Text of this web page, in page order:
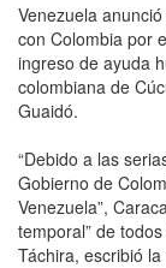
Venezuela
con Colombia por
ingreso de ayuda
colombiana de
Guaidó.
“Debido a las
Gobierno de
Venezuela”,
temporal” de
Táchira, escribió